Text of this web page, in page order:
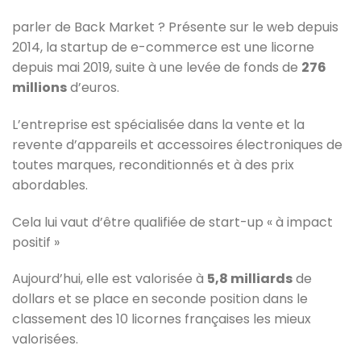
parler de Back Market ? Présente sur le web depuis
2014, la startup de e-commerce est une licorne
depuis mai 2019, suite à une levée de fonds de 276
millionsd’euros.
L’entreprise est spécialisée dans la vente et la
revente d’appareils et accessoires électroniques de
toutes marques, reconditionnés et à des prix
abordables.
Cela lui vaut d’être qualifiée de start-up « à impact
positif »
Aujourd’hui, elle est valorisée à 5,8 milliardsde
dollars et se place en seconde position dans le
classement des 10 licornes françaises les mieux
valorisées.